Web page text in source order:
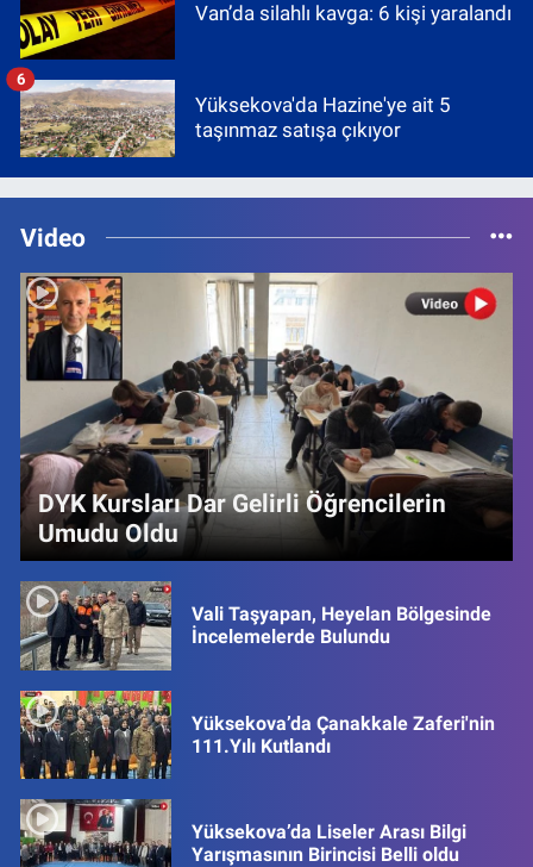
Van’da silahlı kavga: 6 kişi yaralandı
Yüksekova'da Hazine'ye ait 5
taşınmaz satışa çıkıyor
6
Video
DYK Kursları Dar Gelirli Öğrencilerin
Umudu Oldu
Vali Taşyapan, Heyelan Bölgesinde
İncelemelerde Bulundu
Yüksekova’da Çanakkale Zaferi'nin
111.Yılı Kutlandı
Yüksekova’da Liseler Arası Bilgi
Yarışmasının Birincisi Belli oldu